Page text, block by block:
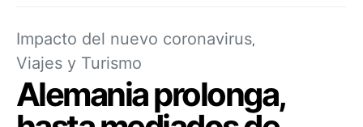
Impacto del nuevo coronavirus
Viajes y Turismo
Alemania prolonga,